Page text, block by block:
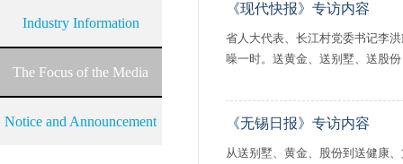
Industry Information
The Focus of the Media
Notice and Announcement
《现代快报》专访内容
省人大代表、长江村党委书记李
噪一时。送黄金、送别墅、送股
《无锡日报》专访内容
从送别墅、黄金、股份到送健康